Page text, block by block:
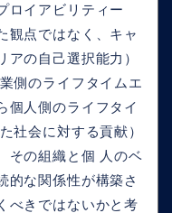
ロイアビリティー
観点ではなく、キャ
アの自己選択能力）
側のライフタイムエ
個人側のライフタイ
社会に対する貢献）
その組織と個 人のベ
的な関係性が構築さ
べきではないかと考